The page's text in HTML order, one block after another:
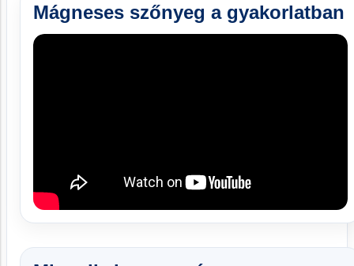
Mágneses szőnyeg a gyakorlatban